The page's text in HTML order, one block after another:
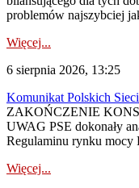
problemów najszybciej
Więcej...
6 sierpnia 2026, 13:25
Komunikat Polskich
ZAKOŃCZENIE
UWAG PSE dokonały
Regulaminu rynku mocy
Więcej...